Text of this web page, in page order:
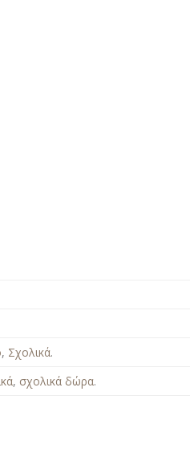
, Σχολικά.
, σχολικά δώρα.